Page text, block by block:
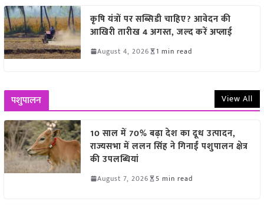
कृषि यंत्रों पर सब्सिडी चाहिए? आवेदन की
आखिरी तारीख 4 अगस्त, जल्द करें अप्लाई
August 4, 2026 1 min read
पशुपालन View All
10 साल में 70% बढ़ा देश का दूध उत्पादन,
राज्यसभा में ललन सिंह ने गिनाईं पशुपालन क्षेत्र
की उपलब्धियां
August 7, 2026 5 min read